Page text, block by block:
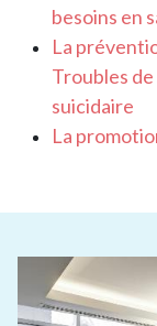
besoins en
La
Troubles
suicidaire
La